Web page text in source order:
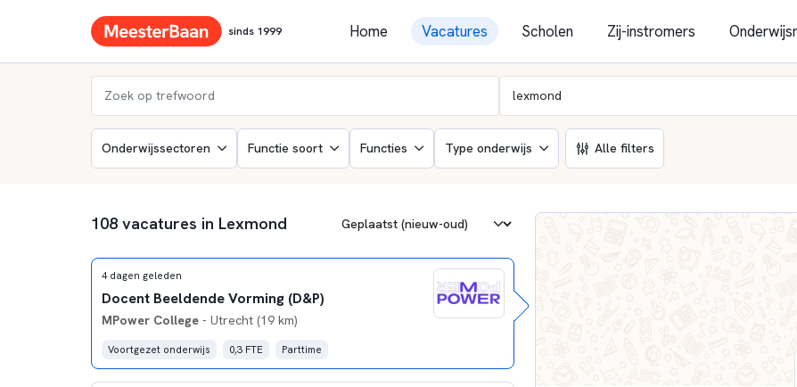
sinds 1999 Home Vacatures Scholen Zij-instromers
Onderwijssectoren Functie soort Functies Type onderwijs Alle filters
108 vacatures in Lexmond
4 dagen geleden
Docent Beeldende Vorming (D&P)
MPower College- Utrecht (19 km)
Voortgezet onderwijs 0,3 FTE Parttime